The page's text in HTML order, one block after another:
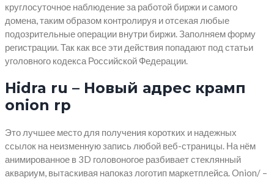
круглосуточное наблюдение за работой биржи и самого
домена, таким образом контролируя и отсекая любые
подозрительные операции внутри биржи. Заполняем форму
регистрации. Так как все эти действия попадают под статьи
уголовного кодекса Российской Федерации.
Hidra ru – Новый адрес крамп
onion rp
Это лучшее место для получения коротких и надежных
ссылок на неизменную запись любой веб-страницы. На нём
анимированное в 3D головоногое разбивает стеклянный
аквариум, вытаскивая напоказ логотип маркетплейса. Onion/ –